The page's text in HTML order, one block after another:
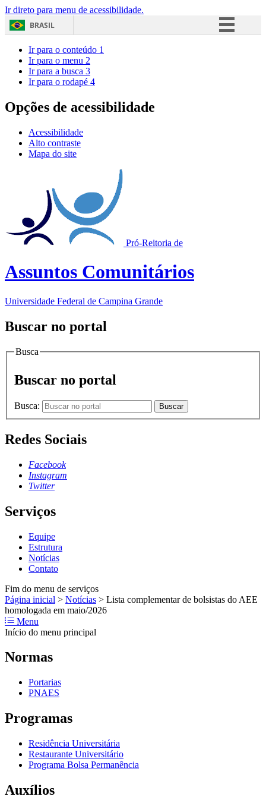
Ir direto para menu de acessibilidade.
BRASIL
Acesso à informação
Ir para o conteúdo 1
Ir para o menu 2
Ir para a busca 3
Ir para o rodapé 4
Opções de acessibilidade
Acessibilidade
Alto contraste
Mapa do site
Pró-Reitoria de
Assuntos Comunitários
Universidade Federal de Campina Grande
Buscar no portal
Busca
Buscar no portal
Busca: Buscar
Redes Sociais
Facebook
Instagram
Twitter
Serviços
Equipe
Estrutura
Notícias
Contato
Fim do menu de serviços
Página inicial > Notícias > Lista complementar de bolsistas do AEE
homologada em maio/2026
Menu
Início do menu principal
Normas
Portarias
PNAES
Programas
Residência Universitária
Restaurante Universitário
Programa Bolsa Permanência
Auxílios